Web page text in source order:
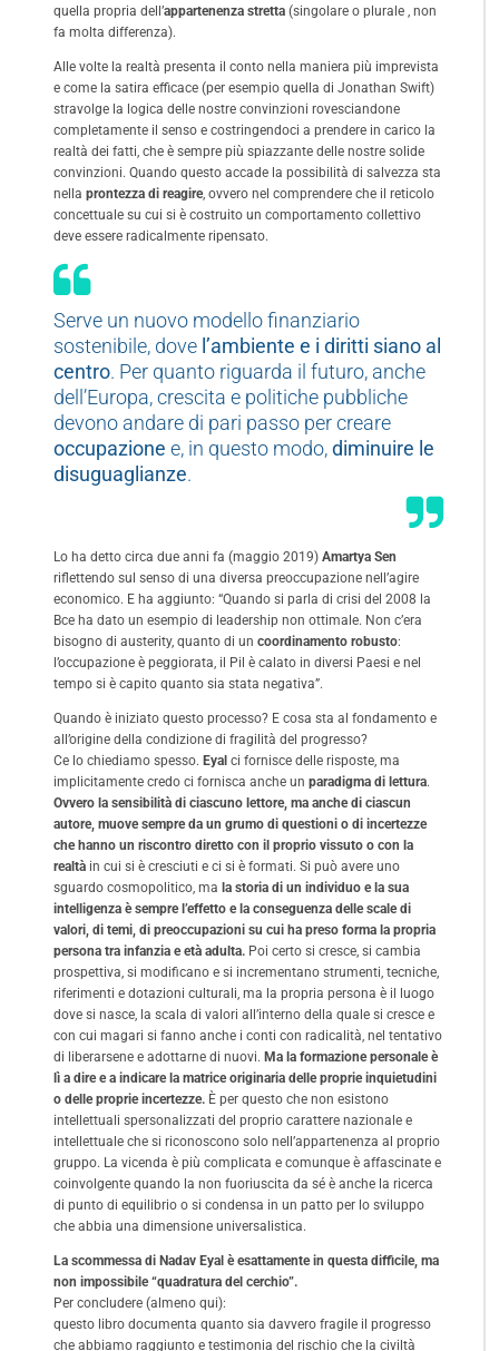
quella propria dell’appartenenza stretta (singolare o plurale , non
fa molta differenza).
Alle volte la realtà presenta il conto nella maniera più imprevista
e come la satira efficace (per esempio quella di Jonathan Swift)
stravolge la logica delle nostre convinzioni rovesciandone
completamente il senso e costringendoci a prendere in carico la
realtà dei fatti, che è sempre più spiazzante delle nostre solide
convinzioni. Quando questo accade la possibilità di salvezza sta
nella prontezza di reagire, ovvero nel comprendere che il reticolo
concettuale su cui si è costruito un comportamento collettivo
deve essere radicalmente ripensato.
Serve un nuovo modello finanziario
sostenibile, dove l’ambiente e i diritti siano al
centro. Per quanto riguarda il futuro, anche
dell’Europa, crescita e politiche pubbliche
devono andare di pari passo per creare
occupazione e, in questo modo,diminuire le
disuguaglianze.
Lo ha detto circa due anni fa (maggio 2019) Amartya Sen
riflettendo sul senso di una diversa preoccupazione nell’agire
economico. E ha aggiunto: “Quando si parla di crisi del 2008 la
Bce ha dato un esempio di leadership non ottimale. Non c’era
bisogno di austerity, quanto di un coordinamento robusto:
l’occupazione è peggiorata, il Pil è calato in diversi Paesi e nel
tempo si è capito quanto sia stata negativa”.
Quando è iniziato questo processo? E cosa sta al fondamento e
all’origine della condizione di fragilità del progresso?
Ce lo chiediamo spesso. Eyal ci fornisce delle risposte, ma
implicitamente credo ci fornisca anche un paradigma di lettura.
Ovvero la sensibilità di ciascuno lettore, ma anche di ciascun
autore, muove sempre da un grumo di questioni o di incertezze
che hanno un riscontro diretto con il proprio vissuto o con la
realtà in cui si è cresciuti e ci si è formati. Si può avere uno
sguardo cosmopolitico, ma la storia di un individuo e la sua
intelligenza è sempre l’effetto e la conseguenza delle scale di
valori, di temi, di preoccupazioni su cui ha preso forma la propria
persona tra infanzia e età adulta. Poi certo si cresce, si cambia
prospettiva, si modificano e si incrementano strumenti, tecniche,
riferimenti e dotazioni culturali, ma la propria persona è il luogo
dove si nasce, la scala di valori all’interno della quale si cresce e
con cui magari si fanno anche i conti con radicalità, nel tentativo
di liberarsene e adottarne di nuovi. Ma la formazione personale è
lì a dire e a indicare la matrice originaria delle proprie inquietudini
o delle proprie incertezze. È per questo che non esistono
intellettuali spersonalizzati del proprio carattere nazionale e
intellettuale che si riconoscono solo nell’appartenenza al proprio
gruppo. La vicenda è più complicata e comunque è affascinate e
coinvolgente quando la non fuoriuscita da sé è anche la ricerca
di punto di equilibrio o si condensa in un patto per lo sviluppo
che abbia una dimensione universalistica.
La scommessa di Nadav Eyal è esattamente in questa difficile, ma
non impossibile “quadratura del cerchio”.
Per concludere (almeno qui):
questo libro documenta quanto sia davvero fragile il progresso
che abbiamo raggiunto e testimonia del rischio che la civiltà